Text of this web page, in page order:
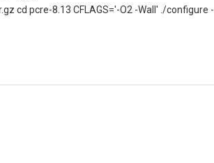
cd pcre-8.13 CFLAGS='-O2 -Wall' ./configure -